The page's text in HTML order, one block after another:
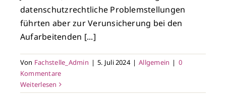
datenschutzrechtliche Problemstellungen
führten aber zur Verunsicherung bei den
Aufarbeitenden [...]
Von Fachstelle_Admin | 5. Juli 2024 | Allgemein | 0
Kommentare
Weiterlesen